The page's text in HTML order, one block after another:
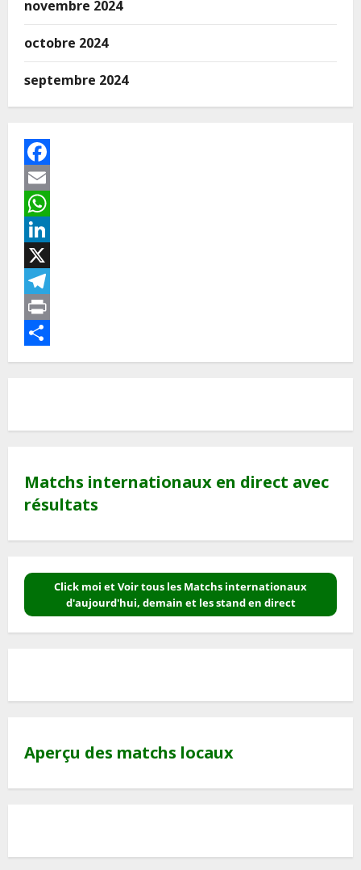
novembre 2024
octobre 2024
septembre 2024
Facebook
Email
WhatsApp
LinkedIn
X
Telegram
Print
Partager
Matchs internationaux en direct avec
résultats
Click moi et Voir tous les Matchs internationaux
d'aujourd'hui, demain et les stand en direct
Aperçu des matchs locaux